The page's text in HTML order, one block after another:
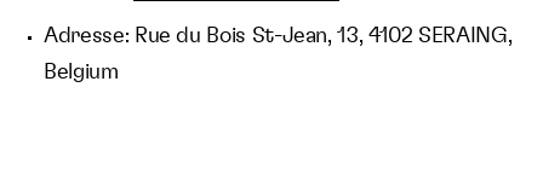
Adresse: Rue du Bois St-Jean, 13, 4102 SERAING,
Belgium